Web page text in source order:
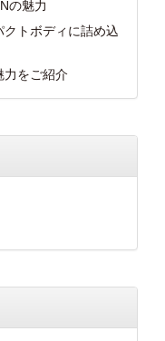
の魅力
トボディに詰め込
力をご紹介